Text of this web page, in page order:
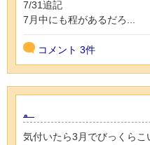
7/31追記
7月中にも程があるだろ...
コメント 3件
。
気付いたら3月でびっくらこ